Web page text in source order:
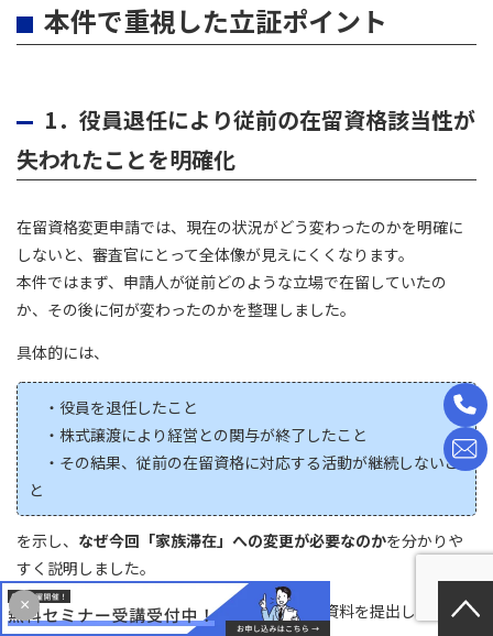
×
本件で重視した立証ポイント
1．役員退任により従前の在留資格該当性が
失われたことを明確化
在留資格変更申請では、現在の状況がどう変わったのかを明確に
しないと、審査官にとって全体像が見えにくくなります。
本件ではまず、申請人が従前どのような立場で在留していたの
か、その後に何が変わったのかを整理しました。
具体的には、
・役員を退任したこと
・株式譲渡により経営との関与が終了したこと
・その結果、従前の在留資格に対応する活動が継続しないこ
と
を示し、 なぜ今回「家族滞在」への変更が必要なのかを分かりや
すく説明しました。
その裏付けとして、役員退任を示す法人登記資料を提出し、事情